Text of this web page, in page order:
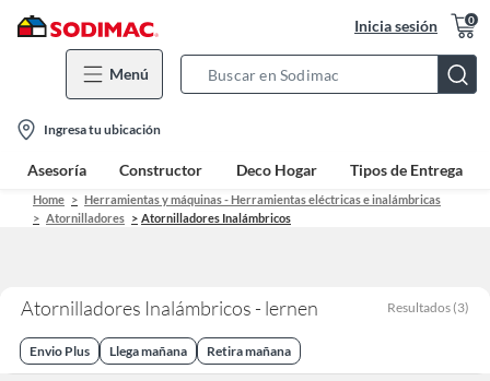
Inicia sesión 0
Menú
Bar
location-
icon
Ingresa tu ubicación
Asesoría Constructor Deco Hogar Tipos de Entrega
Home
Herramientas y máquinas - Herramientas eléctricas e inalámbricas
Atornilladores
Atornilladores Inalámbricos
Atornilladores Inalámbricos - lernen Resultados (3)
Envio Plus Llega mañana Retira mañana